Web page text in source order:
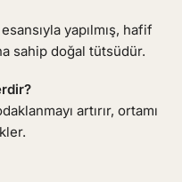
yapılmış, hafif
sahip doğal tütsüdür.
artırır, ortamı